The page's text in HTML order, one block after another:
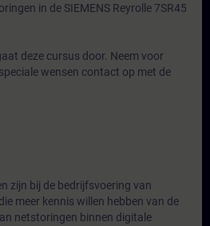
in de SIEMENS Reyrolle 7SR45
deze cursus door. Neem voor
wensen contact op met de
zijn bij de bedrijfsvoering van
meer kennis willen hebben van de
netstoringen binnen digitale